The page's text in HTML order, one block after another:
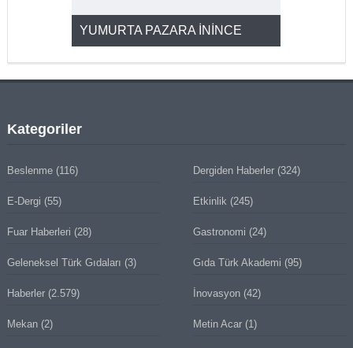
YUMURTA PAZARA İNİNCE
Kategoriler
Beslenme(116) Dergiden Haberler (324)
E-Dergi (55) Etkinlik (245)
Fuar Haberleri (28) Gastronomi (24)
Geleneksel Türk Gıdaları (3) Gıda Türk Akademi (95)
Haberler(2.579) İnovasyon (42)
Mekan(2) Metin Acar (1)